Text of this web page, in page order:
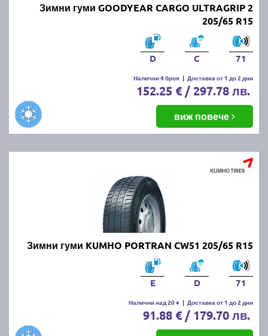
Зимни гуми GOODYEAR CARGO ULTRAGRIP 2
205/65 R15
D C 71
Налични 4 броя | Доставка от 1 до 2 дни
152.25 € / 297.78 лв.
виж повече
Зимни гуми KUMHO PORTRAN CW51 205/65 R15
E D 71
Налични над 20 + | Доставка от 1 до 2 дни
91.88 € / 179.70 лв.